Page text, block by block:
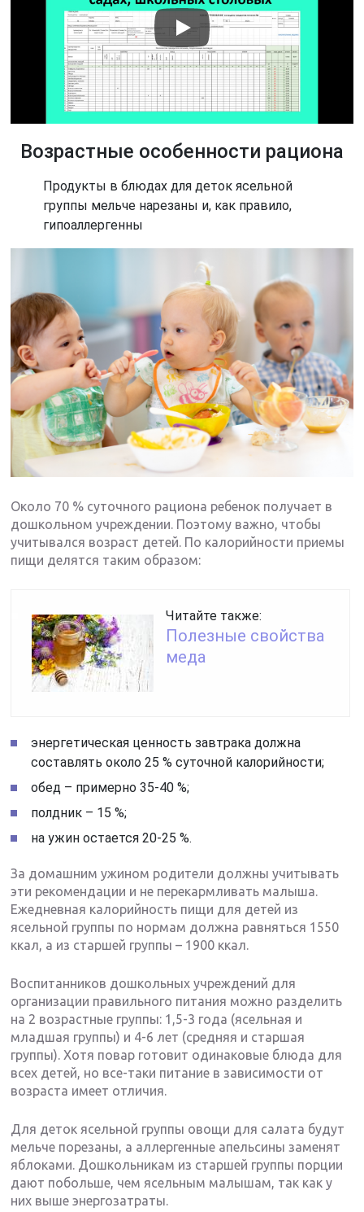
Возрастные особенности рациона
Продукты в блюдах для деток ясельной
группы мельче нарезаны и, как правило,
гипоаллергенны
Около 70 % суточного рациона ребенок получает в
дошкольном учреждении. Поэтому важно, чтобы
учитывался возраст детей. По калорийности приемы
пищи делятся таким образом:
Читайте также:
Полезные свойства
меда
энергетическая ценность завтрака должна
составлять около 25 % суточной калорийности;
обед – примерно 35-40 %;
полдник – 15 %;
на ужин остается 20-25 %.
За домашним ужином родители должны учитывать
эти рекомендации и не перекармливать малыша.
Ежедневная калорийность пищи для детей из
ясельной группы по нормам должна равняться 1550
ккал, а из старшей группы – 1900 ккал.
Воспитанников дошкольных учреждений для
организации правильного питания можно разделить
на 2 возрастные группы: 1,5-3 года (ясельная и
младшая группы) и 4-6 лет (средняя и старшая
группы). Хотя повар готовит одинаковые блюда для
всех детей, но все-таки питание в зависимости от
возраста имеет отличия.
Для деток ясельной группы овощи для салата будут
мельче порезаны, а аллергенные апельсины заменят
яблоками. Дошкольникам из старшей группы порции
дают побольше, чем ясельным малышам, так как у
них выше энергозатраты.